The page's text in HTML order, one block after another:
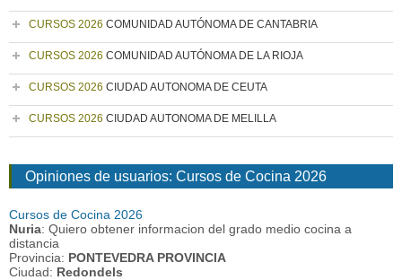
CURSOS 2026 COMUNIDAD AUTÓNOMA DE CANTABRIA
CURSOS 2026 COMUNIDAD AUTÓNOMA DE LA RIOJA
CURSOS 2026 CIUDAD AUTONOMA DE CEUTA
CURSOS 2026 CIUDAD AUTONOMA DE MELILLA
Opiniones de usuarios: Cursos de Cocina 2026
Cursos de Cocina 2026
Nuria: Quiero obtener informacion del grado medio cocina a
distancia
Provincia: PONTEVEDRA PROVINCIA
Ciudad: Redondels